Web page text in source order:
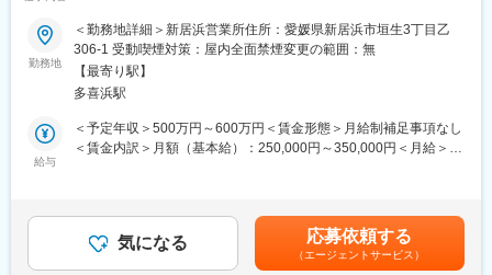
ります。
■職務のミッション：
当社の取扱製品は、お客様にとって非常に重要な商売道具です。
お客様に最も適したトラックやバス、漁船などの提案のみなら
お客様の効率アップを図っていきます。お客様に大きな喜びを提
供し、更なる信頼関係の構築に繋げることがミッションです。
／転勤なし】
■業務概要：
同社にて法人のお客様向けに自動車（主に1.5トン～大型までのト
ラック・バス）の提案からアフターフォローまで定期的なヒアリ
ング、アフターフォローを担当いただきます。
・お客様への定期的なヒアリング
■業務の詳細：
お客様（メインは運送業者）からトラック等の仕様の相談を頂い
た際に、ヒアリングを行いながらどういったカスタマイズができ
勤務地
＜勤務地詳細＞新居浜営業所住所：愛媛県新居浜市垣生3丁目乙
306-1 受動喫煙対策：屋内全面禁煙変更の範囲：無
【最寄り駅】
多喜浜駅
給与
＜予定年収＞500万円～600万円＜賃金形態＞月給制補足事項なし
＜賃金内訳＞月額（基本給）：250,000円～350,000円＜月給＞
年2回※過去実績4ヶ月分賃金はあくまでも目安の金額であり、選
考を通じて上下する可能性があります。月給(月額)は固定手当を含
めた表記です。
気になる 応募依頼する
（エージェントサービス）